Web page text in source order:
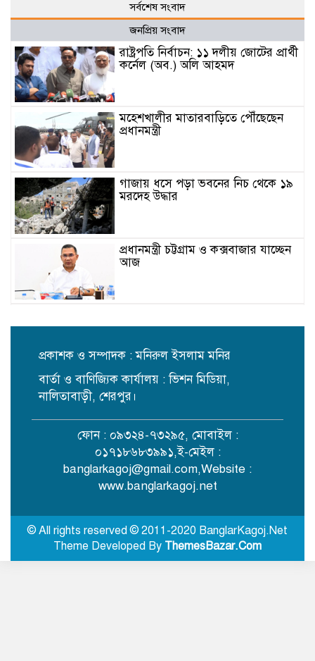
সর্বশেষ সংবাদ
জনপ্রিয় সংবাদ
রাষ্ট্রপতি নির্বাচন: ১১ দলীয় জোটের প্রার্থী
কর্নেল (অব.) অলি আহমদ
মহেশখালীর মাতারবাড়িতে পৌঁছেছেন
প্রধানমন্ত্রী
গাজায় ধসে পড়া ভবনের নিচ থেকে ১৯
মরদেহ উদ্ধার
প্রধানমন্ত্রী চট্টগ্রাম ও কক্সবাজার যাচ্ছেন
আজ
করতে হবে: ডা. শফিকুর রহমান
টুকরা করে ১১টি পলিথিনে ভরা হয়েছে
নারীর লাশ, এখনো উদ্ধার হয়নি মাথা ও
পা
নবজাগরণ একাডেমিতে বৃত্তি বিতরণে
বিভ্রান্তির প্রতিবাদে সংবাদ সম্মেলন
রিকশা উপহার দিলেন প্রধানমন্ত্রী
প্রকাশক ও সম্পাদক : মনিরুল ইসলাম মনির
বার্তা ও বাণিজ্যিক কার্যালয় : ভিশন মিডিয়া,
নালিতাবাড়ী, শেরপুর।
ফোন : ০৯৩২৪-৭৩২৯৫, মোবাইল :
০১৭১৮৬৮৩৯৯১,ই-মেইল :
banglarkagoj@gmail.com,Website :
www.banglarkagoj.net
© All rights reserved © 2011-2020 BanglarKagoj.Net
Theme Developed By ThemesBazar.Com